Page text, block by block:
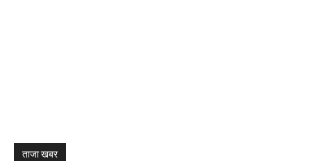
ताजा खबर